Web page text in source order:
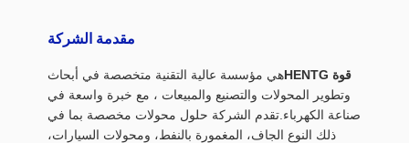
مقدمة الشركة
قوة HENTG
هي مؤسسة عالية التقنية متخصصة في أبحاث
وتطوير المحولات والتصنيع والمبيعات ، مع خبرة واسعة في
صناعة الكهرباء.تقدم الشركة حلول محولات مخصصة بما في
ذلك النوع الجاف، المغمورة بالنفط، ومحولات السيارات،